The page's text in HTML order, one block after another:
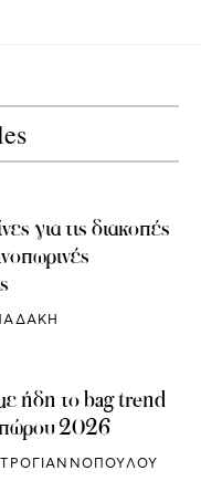
για τις διακοπές
ήδη το bag trend
2026